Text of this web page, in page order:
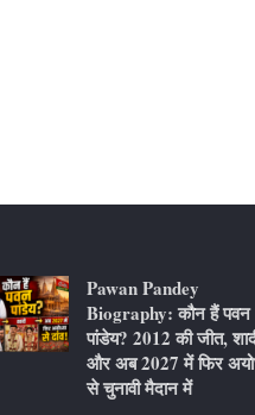
Pawan Pandey
Biography: कौन हैं पवन
पांडेय? 2012 की जीत,
और अब 2027 में फिर
से चुनावी मैदान में